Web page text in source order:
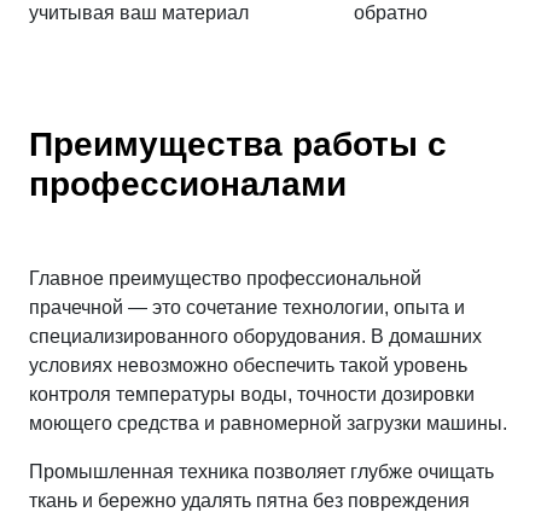
недостаточной температуры воды или
неправильной сушки.
мягкости полотенец и белья. Специальные
режимы и средства помогают поддерживать
мягкость ткани и её впитывающие свойства.
Большие и объёмные изделия, такие как пледы,
покрывала и наматрасники, особенно удобно
не всегда справляется с такой загрузкой.
учитывая ваш материал
обратно
Преимущества работы с
профессионалами
Главное преимущество профессиональной
прачечной — это сочетание технологии, опыта и
специализированного оборудования. В домашних
условиях невозможно обеспечить такой уровень
контроля температуры воды, точности дозировки
моющего средства и равномерной загрузки машины.
Промышленная техника позволяет глубже очищать
ткань и бережно удалять пятна без повреждения